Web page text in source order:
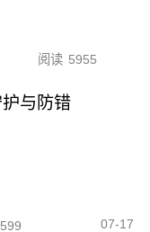
阅读 5955
与防错
07-17